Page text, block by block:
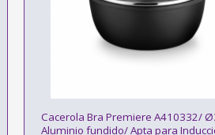
Cacerola Bra Premiere A410332/
Aluminio fundido/ Apta para